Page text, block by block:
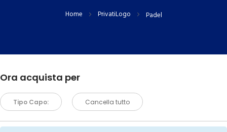
Home PrivatiLogo Padel
Ora acquista per
Tipo Capo: Cancella tutto